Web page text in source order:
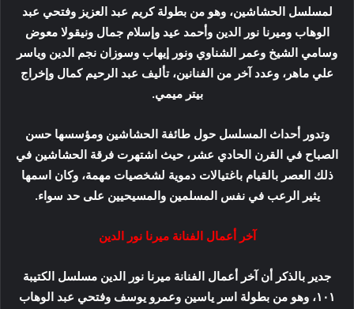
لمسلسل الحشاشين، وهو من بطولة كريم عبد العزيز وفتحي عبد
الوهاب وميرنا نور الدين وأحمد عيد وإسلام جمال ونيقولا معوض
وسامي الشيخ وعمر الشناوي ونور إيهاب وسوزان نجم الدين وياسر
علي ماهر، وعدد آخر من الفنانين، تأليف عبد الرحيم كمال وإخراج
بيتر ميمي.
وتدور أحداث المسلسل حول طائفة الحشاشين ومؤسسها حسن
الصباح في القرن الحادي عشر، حيث اشتهرت فرقة الحشاشين في
ذلك العصر بالقيام باغتيالات دموية لشخصيات مهمة، وكان اسمها
يثير الرعب في نفس المسلمين والمسيحيين على حد سواء.
آخر أعمال الفنانة ميرنا نور الدين
جدير بالذكر أن آخر أعمال الفنانة ميرنا نور الدين مسلسل الكتيبة
١٠١، وهو من بطولة اسر ياسين وعمرو يوسف وفتحي عبد الوهاب